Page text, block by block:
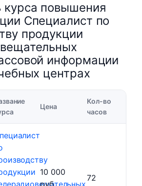
курса повышения
Специалист по
продукции
информации
центрах
Цена
Кол-во
часов
10 000
72